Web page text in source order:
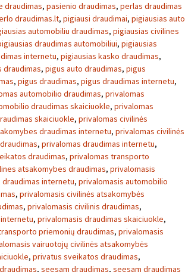
draudimas, pasienio draudimas, perlas draudimas
draudimas.lt, pigiausi draudimai, pigiausias auto
automobiliu draudimas, pigiausias civilines
draudimas automobiliui, pigiausias
internetu, pigiausias kasko draudimas,
draudimas, pigus auto draudimas, pigus
, pigus draudimas, pigus draudimas internetu,
automobilio draudimas, privalomas
draudimas skaiciuokle, privalomas
skaiciuokle, privalomas civilinės
draudimas internetu, privalomas civilinės
, privalomas draudimas internetu,
draudimas, privalomas transporto
atsakomybes draudimas, privalomasis
internetu, privalomasis automobilio
, privalomasis civilinės atsakomybės
, privalomasis civilinis draudimas,
, privalomasis draudimas skaiciuokle,
priemonių draudimas, privalomasis
vairuotojų civilinės atsakomybės
, privatus sveikatos draudimas,
, seesam draudimas, seesam draudimas